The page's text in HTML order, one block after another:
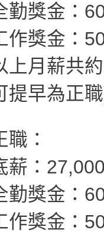
勤獎金：
作獎金：
上月薪共
提早為正
職：
薪：
勤獎金：
作獎金：